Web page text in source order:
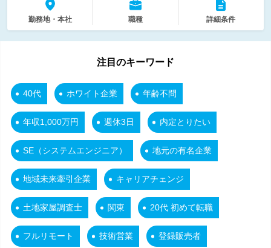
勤務地・本社 職種 詳細条件
注目のキーワード
40代 ホワイト企業 年齢不問
年収1,000万円 週休3日 内定とりたい
SE（システムエンジニア） 地元の有名企業
地域未来牽引企業 キャリアチェンジ
土地家屋調査士 関東 20代 初めて転職
フルリモート 技術営業 登録販売者